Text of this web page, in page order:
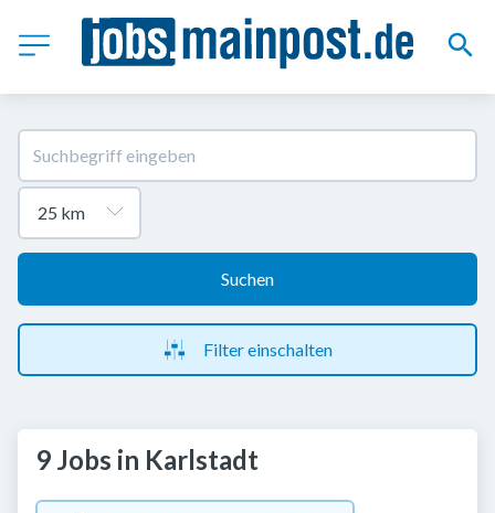
Suchen
Filter einschalten
9 Jobs in Karlstadt